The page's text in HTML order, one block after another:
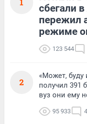
1
сбегали
пережил
режиме
123 544
2
«Может, буду
получил 391
вуз они ему
95 933